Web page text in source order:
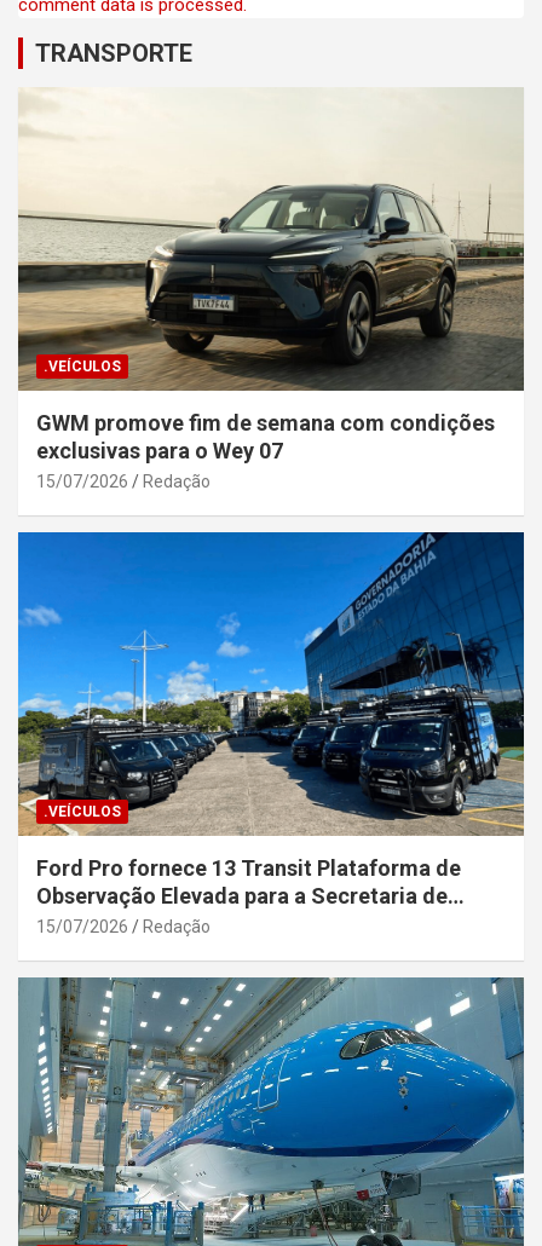
comment data is processed.
TRANSPORTE
.VEÍCULOS
GWM promove fim de semana com condições
exclusivas para o Wey 07
15/07/2026 Redação
.VEÍCULOS
Ford Pro fornece 13 Transit Plataforma de
Observação Elevada para a Secretaria de
Segurança Pública da Bahia
15/07/2026 Redação